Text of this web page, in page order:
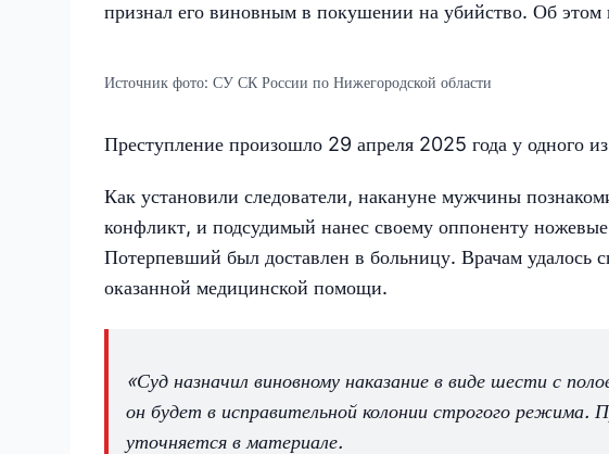
признал его виновным в покушении на убийство. Об этом
Источник фото: СУ СК России по Нижегородской области
Преступление произошло 29 апреля 2025 года у одного
Как установили следователи, накануне мужчины
конфликт, и подсудимый нанес своему оппоненту ножевые
Потерпевший был доставлен в больницу. Врачам удалось
оказанной медицинской помощи.
«Суд назначил виновному наказание в виде шести с
он будет в исправительной колонии строгого режима.
уточняется в материале.